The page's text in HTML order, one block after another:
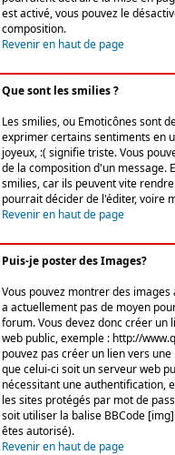
est activé, vous pouvez le
composition.
Revenir en haut de page
Que sont les smilies ?
Les smilies, ou Emoticônes sont
exprimer certains sentiments en
joyeux, :( signifie triste. Vous
de la composition d'un message.
smilies, car ils peuvent vite
pourrait décider de l'éditer, voire
Revenir en haut de page
Puis-je poster des Images?
Vous pouvez montrer des
a actuellement pas de moyen
forum. Vous devez donc créer
web public, exemple : http://
pouvez pas créer un lien vers
que celui-ci soit un serveur web
nécessitant une authentification,
les sites protégés par mot de
soit utiliser la balise BBCode
êtes autorisé).
Revenir en haut de page